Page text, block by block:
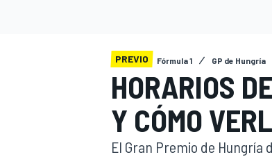
PREVIO Fórmula 1 GP de Hungría
HORARIOS
Y CÓMO
El Gran Premio de Hungría